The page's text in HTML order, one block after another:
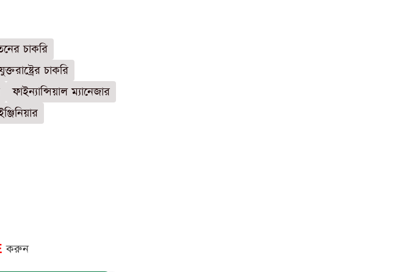
চাকরি
চাকরি
ফাইন্যান্সিয়াল ম্যানেজার
করুন